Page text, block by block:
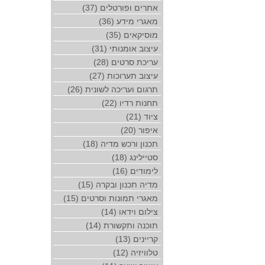
אתרים ופורטלים (37)
מאגרי מידע (36)
מוסיקאים (35)
עיצוב אומנותי (31)
עריכת סרטים (28)
עיצוב תערוכות (27)
תרגום ועריכה לשונית (26)
תחנות רדיו (22)
ציוד (21)
איפור (20)
תכנון ורכש מדיה (18)
סטיילינג (18)
לימודים (16)
מדיה תכנון ובקרה (15)
מאגרי תמונות וסרטים (15)
צילום וידאו (14)
תוכנה ותקשורת (14)
קריינים (13)
טלוויזיה (12)